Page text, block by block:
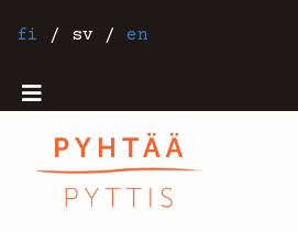
tillfi / sv / en
Mobiilivalikko